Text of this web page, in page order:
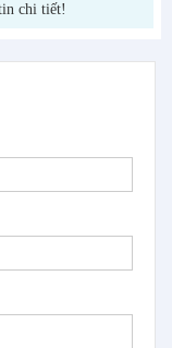
chi tiết!